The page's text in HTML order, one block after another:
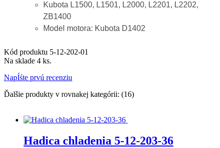
Kubota L1500, L1501, L2000, L2201, L2202,
ZB1400
Model motora: Kubota D1402
Kód produktu 5-12-202-01
Na sklade 4 ks.
NapÍśte prvú recenziu
Ďalšie produkty v rovnakej kategórii: (16)
Hadica chladenia 5-12-203-36